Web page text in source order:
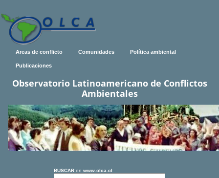
Areas de conflicto Comunidades Política ambiental
Publicaciones
Observatorio Latinoamericano de Conflictos
Ambientales
BUSCAR en www.olca.cl